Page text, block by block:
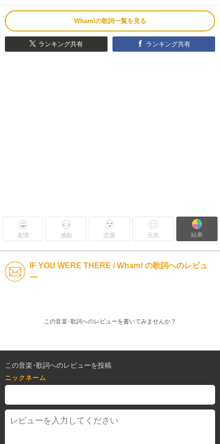
Wham!の歌詞一覧を見る
ランキング共有 ランキング共有
友情 感動 恋愛 元気 結果
IF YOU WERE THERE / Wham! の歌詞へのレビュ
ー
この音楽･歌詞へのレビューを書いてみませんか？
この音楽･歌詞へのレビューを投稿
ニックネーム